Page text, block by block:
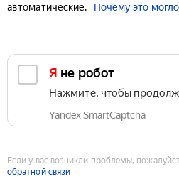
автоматические.
Почему это
Я не робот
Нажмите, чтобы
Yandex SmartCaptcha
Если у вас возникли проблемы,
обратной связи